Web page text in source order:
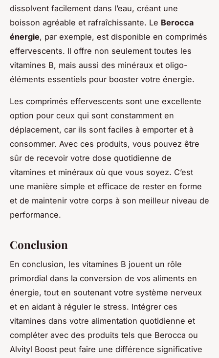
dissolvent facilement dans l’eau, créant une
boisson agréable et rafraîchissante. Le Berocca
énergie, par exemple, est disponible en comprimés
effervescents. Il offre non seulement toutes les
vitamines B, mais aussi des minéraux et oligo-
éléments essentiels pour booster votre énergie.
Les comprimés effervescents sont une excellente
option pour ceux qui sont constamment en
déplacement, car ils sont faciles à emporter et à
consommer. Avec ces produits, vous pouvez être
sûr de recevoir votre dose quotidienne de
vitamines et minéraux où que vous soyez. C’est
une manière simple et efficace de rester en forme
et de maintenir votre corps à son meilleur niveau de
performance.
Conclusion
En conclusion, les vitamines B jouent un rôle
primordial dans la conversion de vos aliments en
énergie, tout en soutenant votre système nerveux
et en aidant à réguler le stress. Intégrer ces
vitamines dans votre alimentation quotidienne et
compléter avec des produits tels que Berocca ou
Alvityl Boost peut faire une différence significative